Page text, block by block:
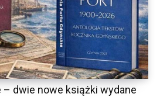
– dwie nowe książki wydane